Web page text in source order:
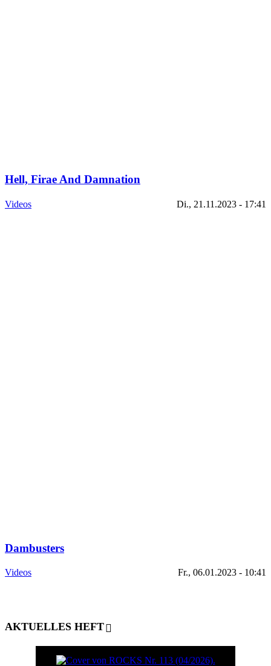
Hell, Firae And Damnation
Videos Di., 21.11.2023 - 17:41
Dambusters
Videos Fr., 06.01.2023 - 10:41
AKTUELLES HEFT